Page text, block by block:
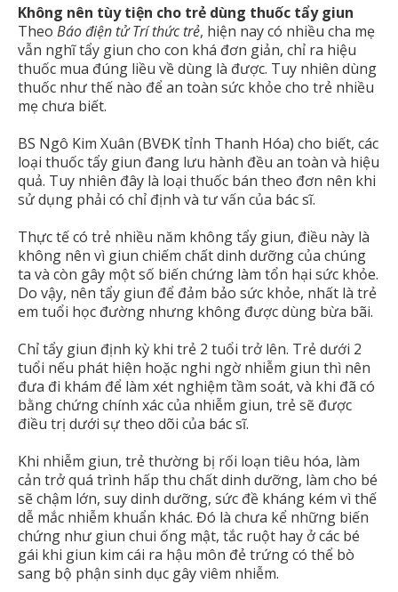
Không nên tùy tiện cho trẻ dùng thuốc tẩy giun
Theo Báo điện tử Trí thức trẻ, hiện nay có nhiều cha mẹ
vẫn nghĩ tẩy giun cho con khá đơn giản, chỉ ra hiệu
thuốc mua đúng liều về dùng là được. Tuy nhiên dùng
thuốc như thế nào để an toàn sức khỏe cho trẻ nhiều
mẹ chưa biết.
BS Ngô Kim Xuân (BVĐK tỉnh Thanh Hóa) cho biết, các
loại thuốc tẩy giun đang lưu hành đều an toàn và hiệu
quả. Tuy nhiên đây là loại thuốc bán theo đơn nên khi
sử dụng phải có chỉ định và tư vấn của bác sĩ.
Thực tế có trẻ nhiều năm không tẩy giun, điều này là
không nên vì giun chiếm chất dinh dưỡng của chúng
ta và còn gây một số biến chứng làm tổn hại sức khỏe.
Do vậy, nên tẩy giun để đảm bảo sức khỏe, nhất là trẻ
em tuổi học đường nhưng không được dùng bừa bãi.
Chỉ tẩy giun định kỳ khi trẻ 2 tuổi trở lên. Trẻ dưới 2
tuổi nếu phát hiện hoặc nghi ngờ nhiễm giun thì nên
đưa đi khám để làm xét nghiệm tầm soát, và khi đã có
bằng chứng chính xác của nhiễm giun, trẻ sẽ được
điều trị dưới sự theo dõi của bác sĩ.
Khi nhiễm giun, trẻ thường bị rối loạn tiêu hóa, làm
cản trở quá trình hấp thu chất dinh dưỡng, làm cho bé
sẽ chậm lớn, suy dinh dưỡng, sức đề kháng kém vì thế
dễ mắc nhiễm khuẩn khác. Đó là chưa kể những biến
chứng như giun chui ống mật, tắc ruột hay ở các bé
gái khi giun kim cái ra hậu môn đẻ trứng có thể bò
sang bộ phận sinh dục gây viêm nhiễm.